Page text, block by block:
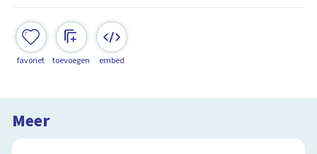
favoriet toevoegen embed
Meer